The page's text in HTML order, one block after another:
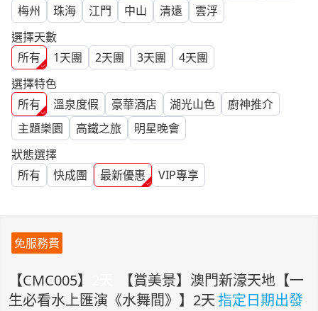
梅州
珠海 江門 中山 清遠
雲浮
選擇天數
所有
1天團 2天團 3天團 4天團
選擇特色
所有
溫泉度假 豪華酒店 湖光山色
廚神推介
主題樂園
高鐵之旅
明星晚會
狀態選擇
所有
快成團 最新優惠 VIP專享
免服務費
【CMC005】
【賞美景】澳門新濠天地【一
生必看水上匯演《水舞間》】2天指定日期出發